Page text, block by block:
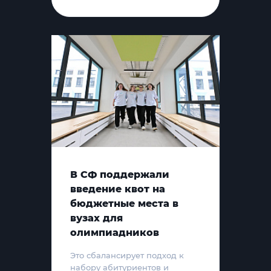
В СФ поддержали
введение квот на
бюджетные места в
вузах для
олимпиадников
Это сбалансирует подход к
набору абитуриентов и